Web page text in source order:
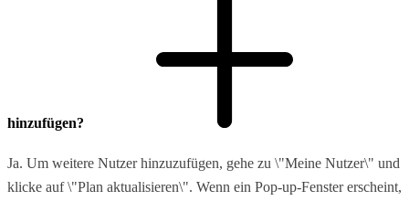
hinzufügen?
Ja. Um weitere Nutzer hinzuzufügen, gehe zu \"Meine Nutzer\" und
klicke auf \"Plan aktualisieren\". Wenn ein Pop-up-Fenster erscheint,